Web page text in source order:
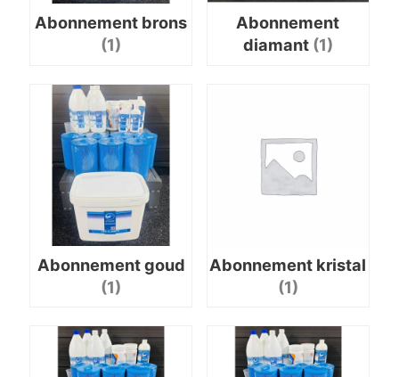
Abonnement brons
(1)
Abonnement
diamant (1)
Abonnement goud
(1)
Abonnement kristal
(1)